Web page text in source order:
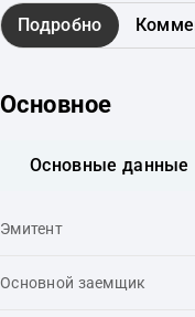
Подробно
Основное
Основные данные
Эмитент
Основной заемщик